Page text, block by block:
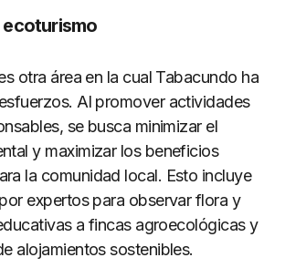
ecoturismo
otra área en la cual Tabacundo ha
Al promover actividades
se busca minimizar el
y maximizar los beneficios
la comunidad local. Esto incluye
expertos para observar flora y
a fincas agroecológicas y
alojamientos sostenibles.